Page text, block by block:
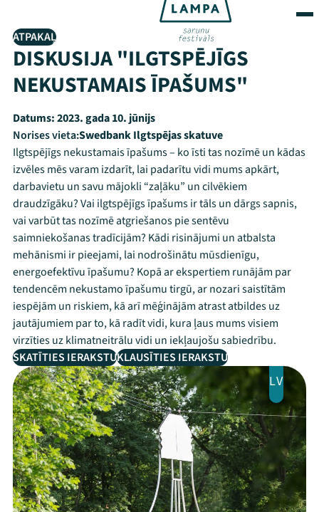
ATPAKAĻ
DISKUSIJA "ILGTSPĒJĪGS
NEKUSTAMAIS ĪPAŠUMS"
Datums:2023. gada 10. jūnijs
Norises vieta:Swedbank Ilgtspējas skatuve
Ilgtspējīgs nekustamais īpašums – ko īsti tas nozīmē un kādas
izvēles mēs varam izdarīt, lai padarītu vidi mums apkārt,
darbavietu un savu mājokli “zaļāku” un cilvēkiem
draudzīgāku? Vai ilgtspējīgs īpašums ir tāls un dārgs sapnis,
vai varbūt tas nozīmē atgriešanos pie sentēvu
saimniekošanas tradīcijām? Kādi risinājumi un atbalsta
mehānismi ir pieejami, lai nodrošinātu mūsdienīgu,
energoefektīvu īpašumu? Kopā ar ekspertiem runājām par
tendencēm nekustamo īpašumu tirgū, ar nozari saistītām
iespējām un riskiem, kā arī mēģinājām atrast atbildes uz
jautājumiem par to, kā radīt vidi, kura ļaus mums visiem
virzīties uz klimatneitrālu vidi un iekļaujošu sabiedrību.
SKATĪTIES IERAKSTUKLAUSĪTIES IERAKSTU
LV